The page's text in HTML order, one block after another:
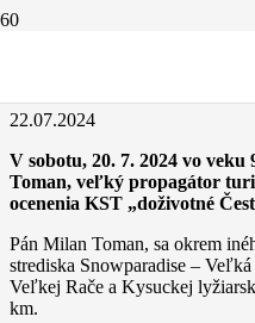
22.07.2024
V sobotu, 20. 7. 2024 vo
Toman, veľký propagátor
ocenenia KST „doživotné
Pán Milan Toman, sa okrem
strediska Snowparadise –
Veľkej Rače a Kysuckej
km.